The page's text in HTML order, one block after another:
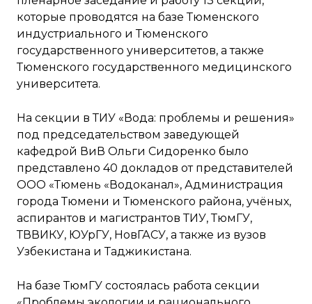
которые проводятся на базе Тюменского
индустриального и Тюменского
государственного университетов, а также
Тюменского государственного медицинского
университета.
На секции в ТИУ «Вода: проблемы и решения»
под председательством заведующей
кафедрой ВиВ Ольги Сидоренко было
представлено 40 докладов от представителей
ООО «Тюмень «Водоканал», Администрация
города Тюмени и Тюменского района, учёных,
аспирантов и магистрантов ТИУ, ТюмГУ,
ТВВИКУ, ЮУрГУ, НовГАСУ, а также из вузов
Узбекистана и Таджикистана.
На базе ТюмГУ состоялась работа секции